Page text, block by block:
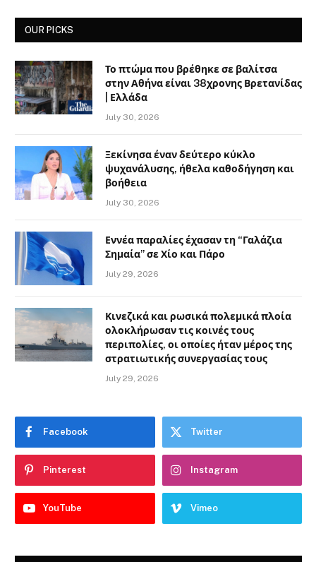
OUR PICKS
Το πτώμα που βρέθηκε σε βαλίτσα
στην Αθήνα είναι 38χρονης Βρετανίδας
| Ελλάδα
July 30, 2026
Ξεκίνησα έναν δεύτερο κύκλο
ψυχανάλυσης, ήθελα καθοδήγηση και
βοήθεια
July 30, 2026
Εννέα παραλίες έχασαν τη “Γαλάζια
Σημαία” σε Χίο και Πάρο
July 29, 2026
Κινεζικά και ρωσικά πολεμικά πλοία
ολοκλήρωσαν τις κοινές τους
περιπολίες, οι οποίες ήταν μέρος της
στρατιωτικής συνεργασίας τους
July 29, 2026
Facebook Twitter
Pinterest Instagram
YouTube Vimeo